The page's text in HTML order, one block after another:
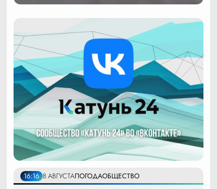
16:16 8 АВГУСТАПОГОДАОБЩЕСТВО